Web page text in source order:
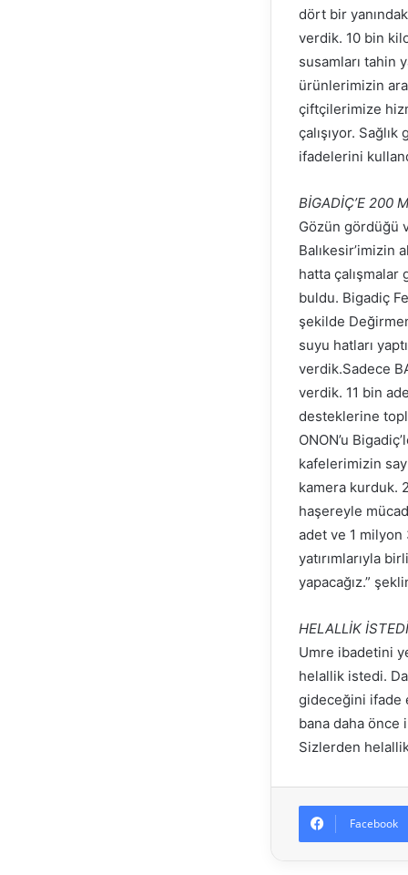
dört bir
verdik. 10 bin
susamları tahin
ürünlerimizin
çiftçilerimize
çalışıyor.
ifadelerini
BİGADİÇ’E 200
Gözün gördüğü
Balıkesir’imizin
hatta
buldu. Bigadiç
şekilde
suyu hatları
verdik.Sadece
verdik. 11 bin
desteklerine
ONON’u
kafelerimizin
kamera kurduk.
haşereyle
adet ve 1 milyon
yatırımlarıyla
yapacağız.”
HELALLİK İSTEDİ
Umre ibadetini
helallik istedi.
gideceğini ifade
bana daha
Sizlerden
Facebook